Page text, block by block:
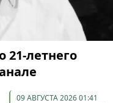
21-летнего
09 АВГУСТА 2026 01:41